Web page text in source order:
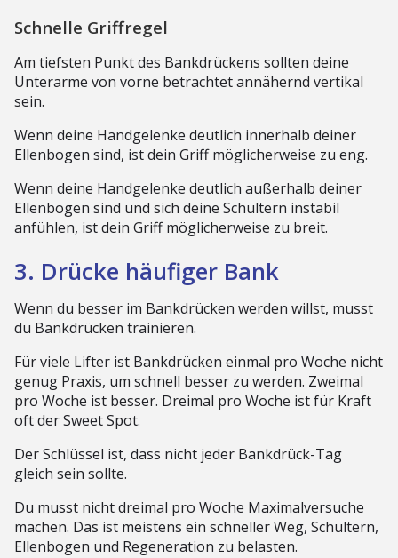
Schnelle Griffregel
Am tiefsten Punkt des Bankdrückens sollten deine
Unterarme von vorne betrachtet annähernd vertikal
sein.
Wenn deine Handgelenke deutlich innerhalb deiner
Ellenbogen sind, ist dein Griff möglicherweise zu eng.
Wenn deine Handgelenke deutlich außerhalb deiner
Ellenbogen sind und sich deine Schultern instabil
anfühlen, ist dein Griff möglicherweise zu breit.
3. Drücke häufiger Bank
Wenn du besser im Bankdrücken werden willst, musst
du Bankdrücken trainieren.
Für viele Lifter ist Bankdrücken einmal pro Woche nicht
genug Praxis, um schnell besser zu werden. Zweimal
pro Woche ist besser. Dreimal pro Woche ist für Kraft
oft der Sweet Spot.
Der Schlüssel ist, dass nicht jeder Bankdrück-Tag
gleich sein sollte.
Du musst nicht dreimal pro Woche Maximalversuche
machen. Das ist meistens ein schneller Weg, Schultern,
Ellenbogen und Regeneration zu belasten.